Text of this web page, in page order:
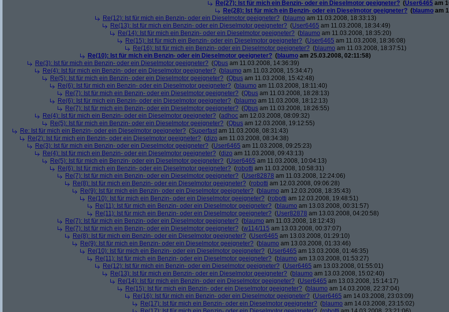
Re(27): Ist für mich ein Benzin- oder ein Dieselmotor geeigneter? (User6465 am
Re(28): Ist für mich ein Benzin- oder ein Dieselmotor geeigneter? (blaumo am
Re(12): Ist für mich ein Benzin- oder ein Dieselmotor geeigneter? (blaumo am 11.03.2008, 18:33:13)
Re(13): Ist für mich ein Benzin- oder ein Dieselmotor geeigneter? (User6465 am 11.03.2008, 18:34:49)
Re(14): Ist für mich ein Benzin- oder ein Dieselmotor geeigneter? (blaumo am 11.03.2008, 18:35:20)
Re(15): Ist für mich ein Benzin- oder ein Dieselmotor geeigneter? (User6465 am 11.03.2008, 18:36:08)
Re(16): Ist für mich ein Benzin- oder ein Dieselmotor geeigneter? (blaumo am 11.03.2008, 18:37:51)
Re(10): Ist für mich ein Benzin- oder ein Dieselmotor geeigneter? (blaumo am 25.03.2008, 02:11:58)
Re(3): Ist für mich ein Benzin- oder ein Dieselmotor geeigneter? (Qbus am 11.03.2008, 14:36:39)
Re(4): Ist für mich ein Benzin- oder ein Dieselmotor geeigneter? (blaumo am 11.03.2008, 15:34:47)
Re(5): Ist für mich ein Benzin- oder ein Dieselmotor geeigneter? (Qbus am 11.03.2008, 15:42:48)
Re(6): Ist für mich ein Benzin- oder ein Dieselmotor geeigneter? (blaumo am 11.03.2008, 18:11:40)
Re(7): Ist für mich ein Benzin- oder ein Dieselmotor geeigneter? (Qbus am 11.03.2008, 18:28:13)
Re(6): Ist für mich ein Benzin- oder ein Dieselmotor geeigneter? (blaumo am 11.03.2008, 18:12:13)
Re(7): Ist für mich ein Benzin- oder ein Dieselmotor geeigneter? (Qbus am 11.03.2008, 18:26:55)
Re(4): Ist für mich ein Benzin- oder ein Dieselmotor geeigneter? (adhoc am 12.03.2008, 08:09:32)
Re(5): Ist für mich ein Benzin- oder ein Dieselmotor geeigneter? (Qbus am 12.03.2008, 19:12:55)
Re: Ist für mich ein Benzin- oder ein Dieselmotor geeigneter? (Superfast am 11.03.2008, 08:31:43)
Re(2): Ist für mich ein Benzin- oder ein Dieselmotor geeigneter? (dizo am 11.03.2008, 08:34:38)
Re(3): Ist für mich ein Benzin- oder ein Dieselmotor geeigneter? (User6465 am 11.03.2008, 09:25:23)
Re(4): Ist für mich ein Benzin- oder ein Dieselmotor geeigneter? (dizo am 11.03.2008, 09:43:13)
Re(5): Ist für mich ein Benzin- oder ein Dieselmotor geeigneter? (User6465 am 11.03.2008, 10:04:13)
Re(6): Ist für mich ein Benzin- oder ein Dieselmotor geeigneter? (robotti am 11.03.2008, 10:58:31)
Re(7): Ist für mich ein Benzin- oder ein Dieselmotor geeigneter? (User82878 am 11.03.2008, 12:24:06)
Re(8): Ist für mich ein Benzin- oder ein Dieselmotor geeigneter? (robotti am 12.03.2008, 09:06:28)
Re(9): Ist für mich ein Benzin- oder ein Dieselmotor geeigneter? (blaumo am 12.03.2008, 18:35:43)
Re(10): Ist für mich ein Benzin- oder ein Dieselmotor geeigneter? (robotti am 12.03.2008, 19:48:51)
Re(11): Ist für mich ein Benzin- oder ein Dieselmotor geeigneter? (blaumo am 13.03.2008, 00:31:57)
Re(11): Ist für mich ein Benzin- oder ein Dieselmotor geeigneter? (User82878 am 13.03.2008, 04:20:58)
Re(7): Ist für mich ein Benzin- oder ein Dieselmotor geeigneter? (blaumo am 11.03.2008, 18:12:43)
Re(7): Ist für mich ein Benzin- oder ein Dieselmotor geeigneter? (w114/115 am 13.03.2008, 00:37:07)
Re(8): Ist für mich ein Benzin- oder ein Dieselmotor geeigneter? (User6465 am 13.03.2008, 01:29:10)
Re(9): Ist für mich ein Benzin- oder ein Dieselmotor geeigneter? (blaumo am 13.03.2008, 01:33:46)
Re(10): Ist für mich ein Benzin- oder ein Dieselmotor geeigneter? (User6465 am 13.03.2008, 01:46:35)
Re(11): Ist für mich ein Benzin- oder ein Dieselmotor geeigneter? (blaumo am 13.03.2008, 01:53:27)
Re(12): Ist für mich ein Benzin- oder ein Dieselmotor geeigneter? (User6465 am 13.03.2008, 01:55:01)
Re(13): Ist für mich ein Benzin- oder ein Dieselmotor geeigneter? (blaumo am 13.03.2008, 15:02:40)
Re(14): Ist für mich ein Benzin- oder ein Dieselmotor geeigneter? (User6465 am 13.03.2008, 15:14:17)
Re(15): Ist für mich ein Benzin- oder ein Dieselmotor geeigneter? (blaumo am 14.03.2008, 22:37:04)
Re(16): Ist für mich ein Benzin- oder ein Dieselmotor geeigneter? (User6465 am 14.03.2008, 23:03:09)
Re(17): Ist für mich ein Benzin- oder ein Dieselmotor geeigneter? (blaumo am 14.03.2008, 23:15:02)